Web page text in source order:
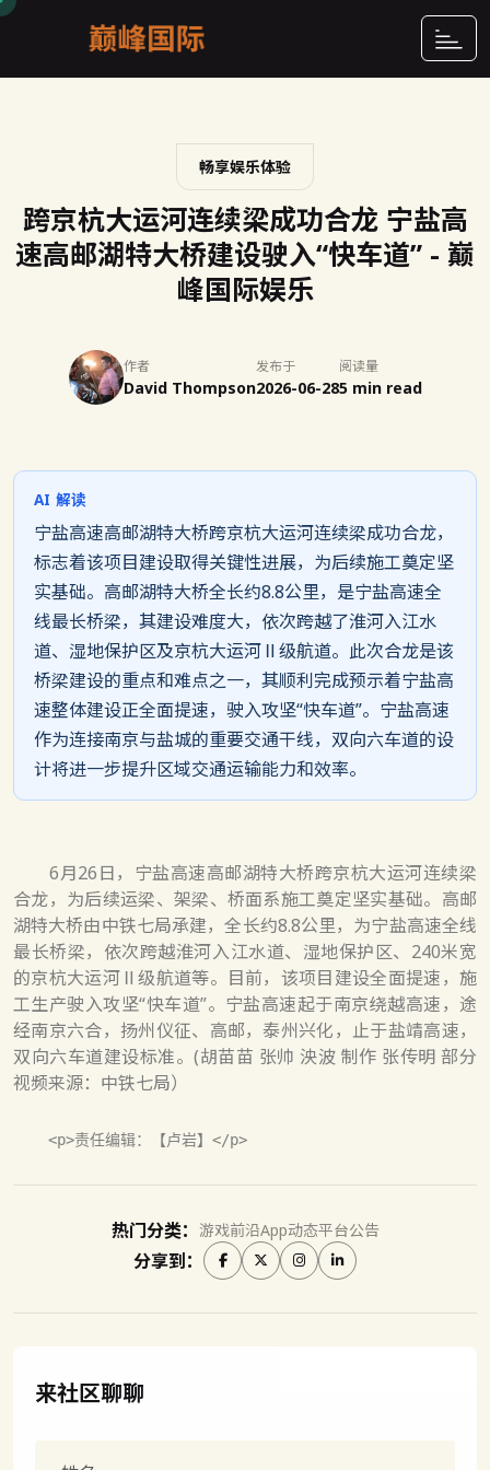
畅享娱乐体验
跨京杭大运河连续梁成功合龙 宁盐高
速高邮湖特大桥建设驶入“快车道” - 巅
峰国际娱乐
作者
David Thompson
发布于
2026-06-28
阅读量
5 min read
AI 解读
宁盐高速高邮湖特大桥跨京杭大运河连续梁成功合龙，
标志着该项目建设取得关键性进展，为后续施工奠定坚
实基础。高邮湖特大桥全长约8.8公里，是宁盐高速全
线最长桥梁，其建设难度大，依次跨越了淮河入江水
道、湿地保护区及京杭大运河Ⅱ级航道。此次合龙是该
桥梁建设的重点和难点之一，其顺利完成预示着宁盐高
速整体建设正全面提速，驶入攻坚“快车道”。宁盐高速
作为连接南京与盐城的重要交通干线，双向六车道的设
计将进一步提升区域交通运输能力和效率。
6月26日，宁盐高速高邮湖特大桥跨京杭大运河连续梁
合龙，为后续运梁、架梁、桥面系施工奠定坚实基础。高邮
湖特大桥由中铁七局承建，全长约8.8公里，为宁盐高速全线
最长桥梁，依次跨越淮河入江水道、湿地保护区、240米宽
的京杭大运河Ⅱ级航道等。目前，该项目建设全面提速，施
工生产驶入攻坚“快车道”。宁盐高速起于南京绕越高速，途
经南京六合，扬州仪征、高邮，泰州兴化，止于盐靖高速，
双向六车道建设标准。(胡苗苗 张帅 泱波 制作 张传明 部分
视频来源：中铁七局）
热门分类： 游戏前沿App动态平台公告
分享到：
来社区聊聊